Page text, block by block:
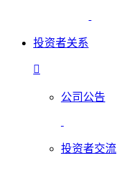
投资者关系
公司公告
投资者交流